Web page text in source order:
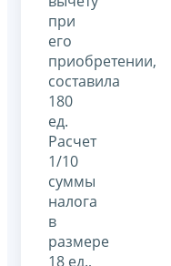
при
его
приобретении,
составила
180
ед.
Расчет
1/10
суммы
налога
в
размере
18 ед.,